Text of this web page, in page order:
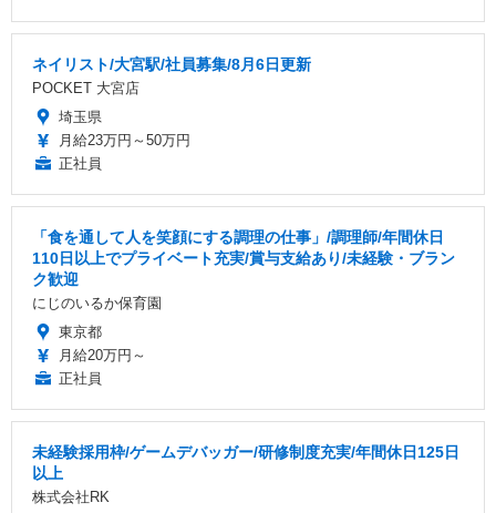
ネイリスト/大宮駅/社員募集/8月6日更新
POCKET 大宮店
埼玉県
月給23万円～50万円
正社員
「食を通して人を笑顔にする調理の仕事」/調理師/年間休日
110日以上でプライベート充実/賞与支給あり/未経験・ブラン
ク歓迎
にじのいるか保育園
東京都
月給20万円～
正社員
未経験採用枠/ゲームデバッガー/研修制度充実/年間休日125日
以上
株式会社RK